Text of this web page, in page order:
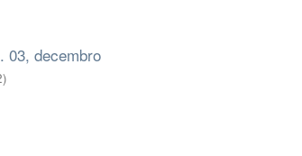
03, decembro
)